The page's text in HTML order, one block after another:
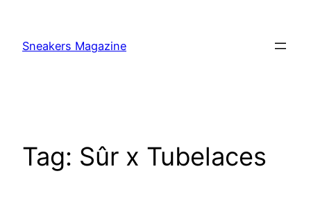
content
Sneakers Magazine
Tag: Sûr x Tubelaces